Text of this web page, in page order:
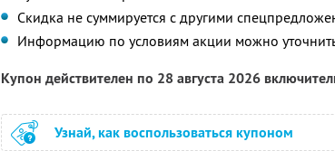
Скидка не суммируется с другими
Информацию по условиям акции можно
Купон действителен по 28 августа 2026
Узнай, как воспользоваться купоном